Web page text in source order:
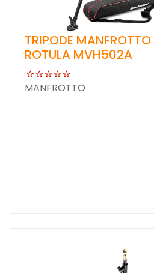
TRIPODE
ROTULA MVH502A
MANFROTTO